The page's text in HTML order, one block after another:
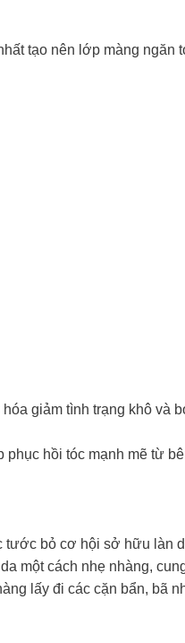
tạo nên lớp màng ngăn
giảm tình trạng khô và
hồi tóc mạnh mẽ từ
bỏ cơ hội sở hữu làn
một cách nhẹ nhàng,
lấy đi các cặn bẩn, bã